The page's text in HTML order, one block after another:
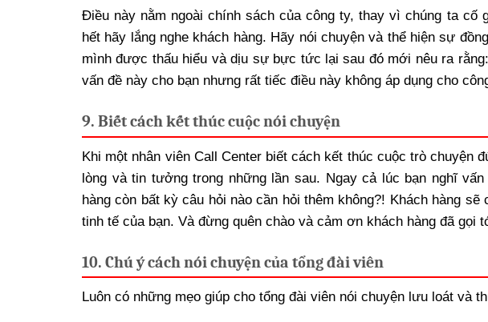
Điều này nằm ngoài chính sách của công ty, thay vì chúng ta cố
hết hãy lắng nghe khách hàng. Hãy nói chuyện và thể hiện sự
mình được thấu hiểu và dịu sự bực tức lại sau đó mới nêu ra
vấn đề này cho bạn nhưng rất tiếc điều này không áp dụng cho
9. Biết cách kết thúc cuộc nói chuyện
Khi một nhân viên Call Center biết cách kết thúc cuộc trò chuyện
lòng và tin tưởng trong những lần sau. Ngay cả lúc bạn nghĩ
hàng còn bất kỳ câu hỏi nào cần hỏi thêm không?! Khách hàng
tinh tế của bạn. Và đừng quên chào và cảm ơn khách hàng đã gọi
10. Chú ý cách nói chuyện của tổng đài viên
Luôn có những mẹo giúp cho tổng đài viên nói chuyện lưu loát và